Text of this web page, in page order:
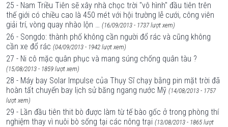
25 - Nam Triều Tiên sẽ xây nhà chọc trời "vô hình" đầu tiên trên
thế giới có chiều cao là 450 mét với hội trường lễ cưới, công viên
giải trí, vòng quay nhào lộn … (16/09/2013 - 1737 lượt xem)
26 - Songdo: thành phố không cần người đổ rác và cũng không
cần xe đổ rác (04/09/2013 - 1942 lượt xem)
27 - Ni cô mặc quân phục và mang súng chống quân tàu ?
(15/08/2013 - 1859 lượt xem)
28 - Máy bay Solar Impulse của Thụy Sĩ chạy bằng pin mặt trời đã
hoàn tất chuyến bay lịch sử băng ngang nước Mỹ (14/08/2013 - 1757
lượt xem)
29 - Lần đầu tiên thit bò được làm từ tế bào gốc ở trong phòng thí
nghiệm thay vì nuôi bò sống tại các nông trại (13/08/2013 - 1865 lượt